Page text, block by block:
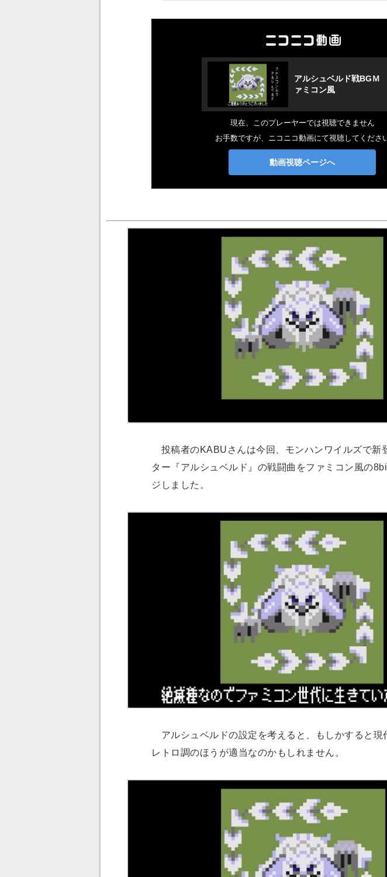
投稿者のKABUさんは今回、モンハンワイルズで新
ター『アルシュベルド』の戦闘曲をファミコン風の
ジしました。
アルシュベルドの設定を考えると、もしかすると現
レトロ調のほうが適当なのかもしれません。